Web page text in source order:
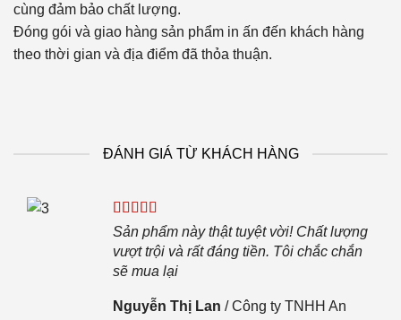
cùng đảm bảo chất lượng.
Đóng gói và giao hàng sản phẩm in ấn đến khách hàng
theo thời gian và địa điểm đã thỏa thuận.
ĐÁNH GIÁ TỪ KHÁCH HÀNG
Sản phẩm này thật tuyệt vời! Chất lượng
vượt trội và rất đáng tiền. Tôi chắc chắn
sẽ mua lại
Nguyễn Thị Lan /Công ty TNHH An